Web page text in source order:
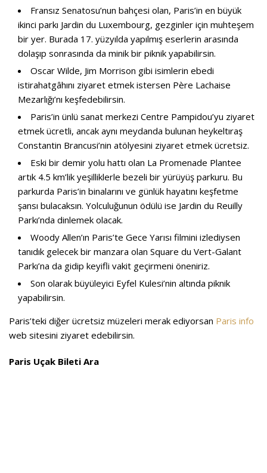
Fransız Senatosu’nun bahçesi olan, Paris’in en büyük
ikinci parkı Jardin du Luxembourg, gezginler için muhteşem
bir yer. Burada 17. yüzyılda yapılmış eserlerin arasında
dolaşıp sonrasında da minik bir piknik yapabilirsin.
Oscar Wilde, Jim Morrison gibi isimlerin ebedi
istirahatgâhını ziyaret etmek istersen Père Lachaise
Mezarlığı’nı keşfedebilirsin.
Paris’in ünlü sanat merkezi Centre Pampidou’yu ziyaret
etmek ücretli, ancak aynı meydanda bulunan heykeltıraş
Constantin Brancusi’nin atölyesini ziyaret etmek ücretsiz.
Eski bir demir yolu hattı olan La Promenade Plantee
artık 4.5 km’lik yeşilliklerle bezeli bir yürüyüş parkuru. Bu
parkurda Paris’in binalarını ve günlük hayatını keşfetme
şansı bulacaksın. Yolculuğunun ödülü ise Jardin du Reuilly
Parkı’nda dinlemek olacak.
Woody Allen’ın Paris’te Gece Yarısı filmini izlediysen
tanıdık gelecek bir manzara olan Square du Vert-Galant
Parkı’na da gidip keyifli vakit geçirmeni öneniriz.
Son olarak büyüleyici Eyfel Kulesi’nin altında piknik
yapabilirsin.
Paris’teki diğer ücretsiz müzeleri merak ediyorsan Paris info
web sitesini ziyaret edebilirsin.
Paris Uçak Bileti Ara